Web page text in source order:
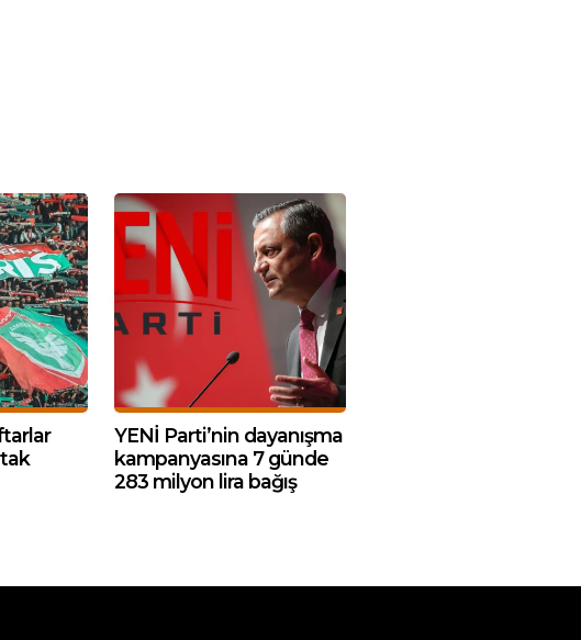
YENİ Parti’nin dayanışma
kampanyasına 7 günde
283 milyon lira bağış